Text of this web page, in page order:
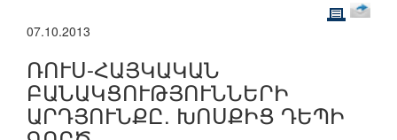
07.10.2013
ՌՈՒՍ-ՀԱՅԿԱԿԱՆ
ԲԱՆԱԿՑՈՒԹՅՈՒՆՆԵՐԻ
ԱՐԴՅՈՒՆՔԸ. ԽՈՍՔԻՑ ԴԵՊԻ